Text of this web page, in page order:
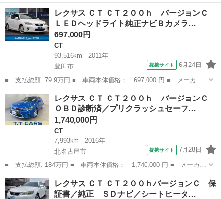
ー名： レクサス ■ 車種名： ＣＴ ■ グレード名： ＣＴ２００
ｈ Ｆスポーツ 純正ナビ Ｂｌｕｅｔｏｏｔｈ フルセグ バック
モニター...
愛知 岡崎市 CT
レクサス ＣＴ ＣＴ２００ｈ バージョンＣ
ＬＥＤヘッドライト純正ナビＢカメラ…
697,000円
CT
93,516km
2011年
豊田市
提携サイト 6月24日
■ 支払総額: 79.9万円 ■ 車両本体価格： 697,000 円 ■ メーカー
名： レクサス ■ 車種名： ＣＴ ■ グレード名： ＣＴ２００
ｈ バージョンＣ ＬＥＤヘッドライト純正ナビＢカメラ シートヒ
ーター ドライ...
愛知 豊田市 CT
レクサス ＣＴ ＣＴ２００ｈ バージョンＣ
ＯＢＤ診断済／プリクラッシュセーフ…
1,740,000円
CT
7,993km
2016年
北名古屋市
提携サイト 7月28日
■ 支払総額: 184万円 ■ 車両本体価格： 1,740,000 円 ■ メーカー
名： レクサス ■ 車種名： ＣＴ ■ グレード名： ＣＴ２００
ｈ バージョンＣ ＯＢＤ診断済／プリクラッシュセーフティシステ
ムセット／レ...
愛知 北名古屋市
レクサス ＣＴ ＣＴ２００ｈバージョンＣ 保
証書／純正 ＳＤナビ／シートヒータ…